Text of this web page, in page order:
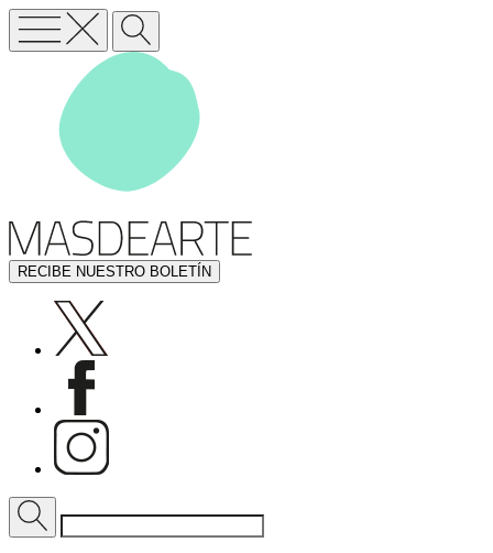
RECIBE NUESTRO BOLETÍN